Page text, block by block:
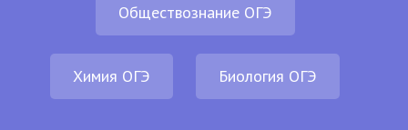
Обществознание ОГЭ
Химия ОГЭ Биология ОГЭ